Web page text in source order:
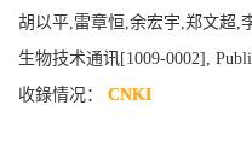
胡以平,雷章恒,余宏宇,郑文超,
生物技术通讯[1009-0002],
收錄情况： CNKI